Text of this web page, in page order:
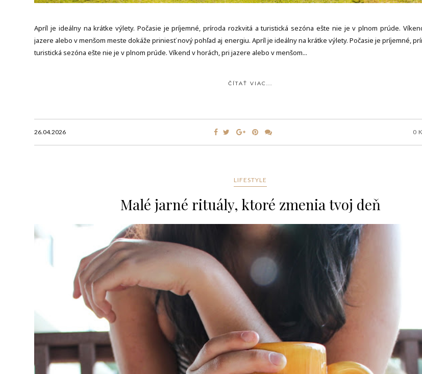
Apríl je ideálny na krátke výlety. Počasie je príjemné, príroda rozkvitá a turistická sezóna ešte nie je v plnom prúde.
jazere alebo v menšom meste dokáže priniesť nový pohľad aj energiu. Apríl je ideálny na krátke výlety. Počasie je príjemné,
turistická sezóna ešte nie je v plnom prúde. Víkend v horách, pri jazere alebo v menšom...
ČÍTAŤ VIAC...
26.04.2026 0
LIFESTYLE
Malé jarné rituály, ktoré zmenia tvoj deň